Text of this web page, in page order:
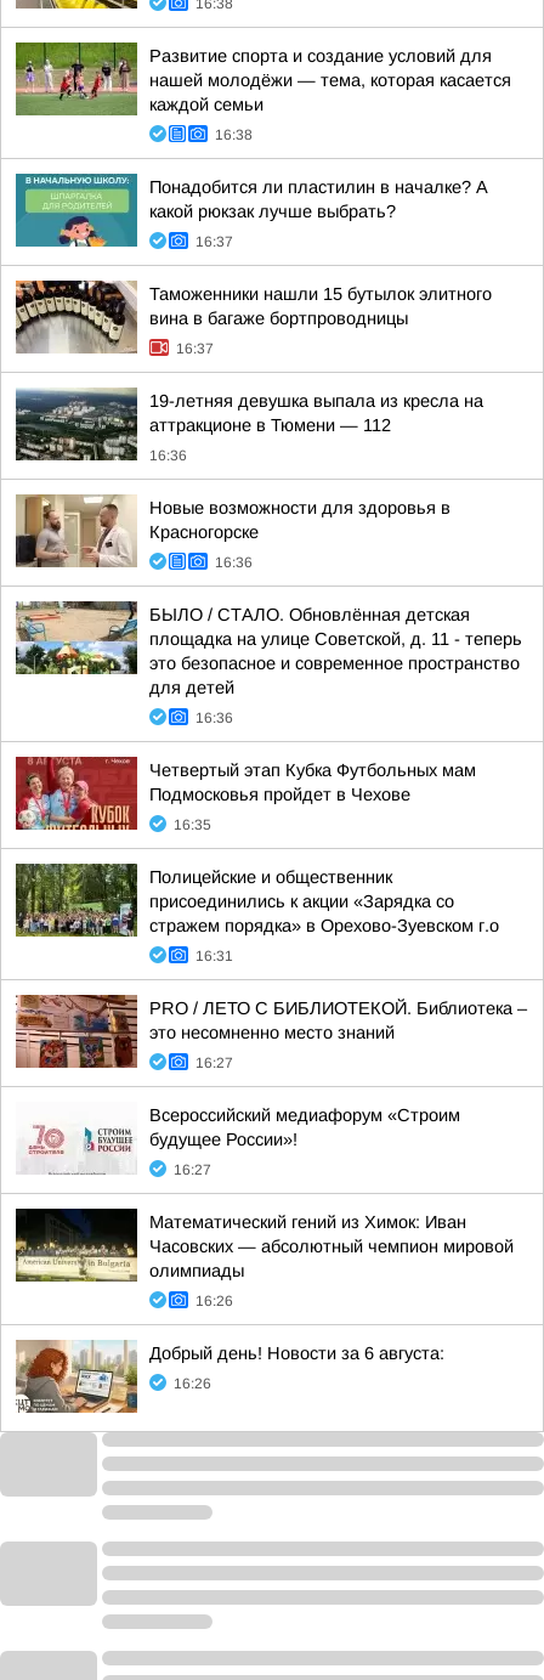
16:38
Развитие спорта и создание условий для
нашей молодёжи — тема, которая касается
каждой семьи
16:38
Понадобится ли пластилин в началке? А
какой рюкзак лучше выбрать?
16:37
Таможенники нашли 15 бутылок элитного
вина в багаже бортпроводницы
16:37
19-летняя девушка выпала из кресла на
аттракционе в Тюмени — 112
16:36
Новые возможности для здоровья в
Красногорске
16:36
БЫЛО / СТАЛО. Обновлённая детская
площадка на улице Советской, д. 11 - теперь
это безопасное и современное пространство
для детей
16:36
Четвертый этап Кубка Футбольных мам
Подмосковья пройдет в Чехове
16:35
Полицейские и общественник
присоединились к акции «Зарядка со
стражем порядка» в Орехово-Зуевском г.о
16:31
PRO / ЛЕТО С БИБЛИОТЕКОЙ. Библиотека –
это несомненно место знаний
16:27
Всероссийский медиафорум «Строим
будущее России»!
16:27
Математический гений из Химок: Иван
Часовских — абсолютный чемпион мировой
олимпиады
16:26
Добрый день! Новости за 6 августа:
16:26